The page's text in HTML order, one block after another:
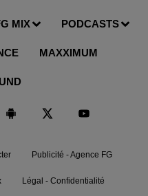
MIX PODCASTS
MAXXIMUM
Publicité - Agence FG
Légal - Confidentialité